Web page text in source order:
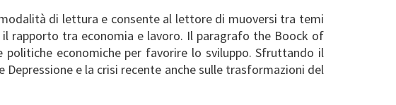
di lettura e consente al lettore di muoversi tra temi
rapporto tra economia e lavoro. Il paragrafo the Boock of
economiche per favorire lo sviluppo. Sfruttando il
e la crisi recente anche sulle trasformazioni del